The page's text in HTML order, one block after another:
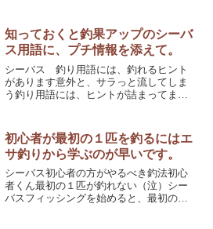
アーを使用すればよいか、全然わかりま
せん・・・。強風で厳しい...
知っておくと釣果アップのシーバ
ス用語に、プチ情報を添えて。
シーバス 釣り用語には、釣れるヒント
があります意外と、サラっと流してしま
う釣り用語には、ヒントが詰まってま
す。ネット、SNSで釣り用語を見たら、
下記より調べてみてください...
初心者が最初の１匹を釣るにはエ
サ釣りから学ぶのが早いです。
シーバス初心者の方がやるべき釣法初心
者くん最初の１匹が釣れない（泣）シー
バスフィッシングを始めると、最初の１